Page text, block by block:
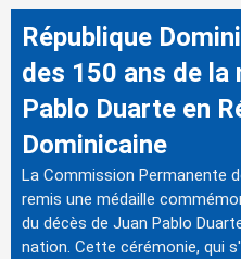
République
des 150 ans de la
Pablo Duarte en
Dominicaine
La Commission Permanente
remis une médaille
du décès de Juan Pablo
nation. Cette cérémonie, qui